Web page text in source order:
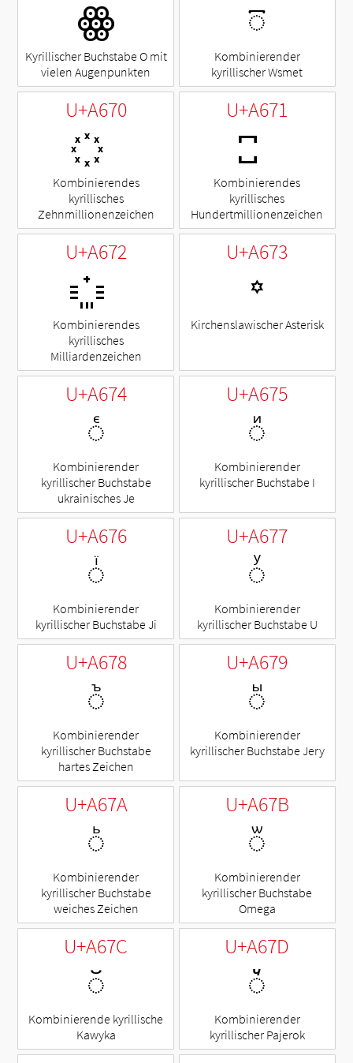
ꙮ
Kyrillischer Buchstabe O mit
vielen Augenpunkten
◌꙯
Kombinierender
kyrillischer Wsmet
U+A670
Kombinierendes
kyrillisches
Zehnmillionenzeichen
U+A671
Kombinierendes
kyrillisches
Hundertmillionenzeichen
U+A672
Kombinierendes
kyrillisches
Milliardenzeichen
U+A673
꙳
Kirchenslawischer Asterisk
U+A674
◌ꙴ
Kombinierender
kyrillischer Buchstabe
ukrainisches Je
U+A675
◌ꙵ
Kombinierender
kyrillischer Buchstabe I
U+A676
◌ꙶ
Kombinierender
kyrillischer Buchstabe Ji
U+A677
◌ꙷ
Kombinierender
kyrillischer Buchstabe U
U+A678
◌ꙸ
Kombinierender
kyrillischer Buchstabe
hartes Zeichen
U+A679
◌ꙹ
Kombinierender
kyrillischer Buchstabe Jery
U+A67A
◌ꙺ
Kombinierender
kyrillischer Buchstabe
weiches Zeichen
U+A67B
◌ꙻ
Kombinierender
kyrillischer Buchstabe
Omega
U+A67C
◌꙼
Kombinierende kyrillische
Kawyka
U+A67D
◌꙽
Kombinierender
kyrillischer Pajerok